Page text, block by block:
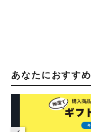
あなたにおすすめ